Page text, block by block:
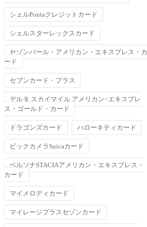
シェルPontaクレジットカード
シェルスターレックスカード
セゾンパール・アメリカン・エキスプレス・カ
ード
セブンカード・プラス
デルタ スカイマイル アメリカン･エキスプレ
ス・ゴールド・カード
ドラゴンズカード ハローキティカード
ビックカメラSuicaカード
ペルソナSTACIAアメリカン・エキスプレス・
カード
マイメロディカード
マイレージプラスセゾンカード